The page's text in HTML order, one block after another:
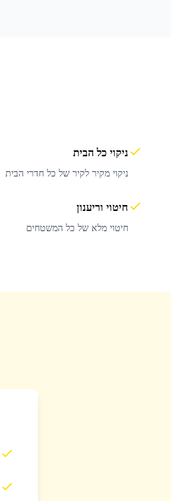
ניקוי כל הבית
ניקוי מקיר לקיר של כל חדרי הבית
חיטוי וריענון
חיטוי מלא של כל המשטחים